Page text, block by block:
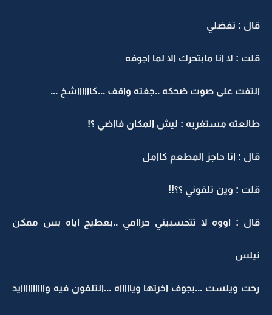
قال : تفضلي
قلت : لا انا مابتحرك الا لما اجوفه
التفت على صوت ضحكه ..جفته واقف ...كااااااشخ ...
طالعته مستغربه : ليش المكان فااضي ؟!
قال : انا حاجز المطعم كاامل
قلت : وين تلفوني ؟؟!!
قال : اووه لا تتحسبيني حراامي ..بعطيج اياه بس ممكن
نيلس
رحت ويلست ...بجوف اخرتها وياااااه ...التلفون فيه واااااااااايد